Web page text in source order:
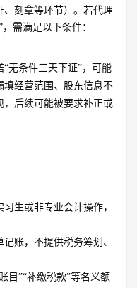
、刻章等环节）。若代理
需满足以下条件：
无条件三天下证”，可能
填经营范围、股东信息不
，后续可能被要求补正或
习生或非专业会计操作，
账，不提供税务筹划、
目”“补缴税款”等名义额